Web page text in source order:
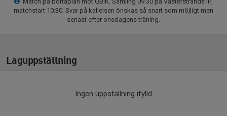
matchstart 10:30. Svar på kallelsen önskas så snart som möjligt men
senast efter onsdagens träning.
Laguppställning
Ingen uppställning ifylld